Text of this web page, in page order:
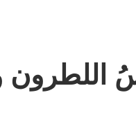
اللطرون